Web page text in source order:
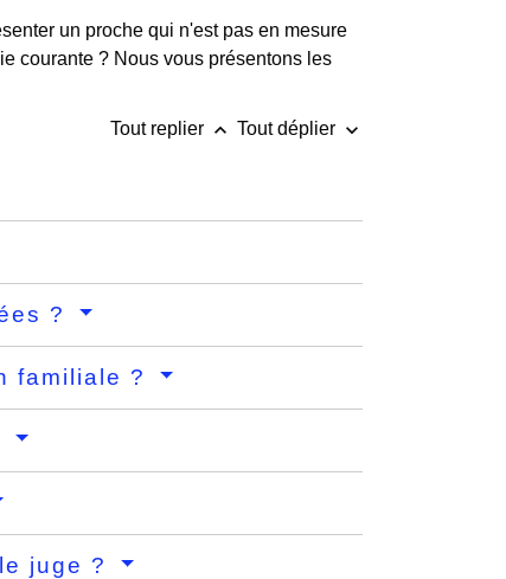
un proche qui n'est pas en mesure
courante ? Nous vous présentons les
Tout replier keyboard_arrow_up Tout déplier keyboard_arrow_down
?
familiale ?
juge ?